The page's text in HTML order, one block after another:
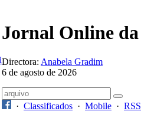
Jornal Online da
Directora: Anabela Gradim
6 de agosto de 2026
· Classificados · Mobile · RSS